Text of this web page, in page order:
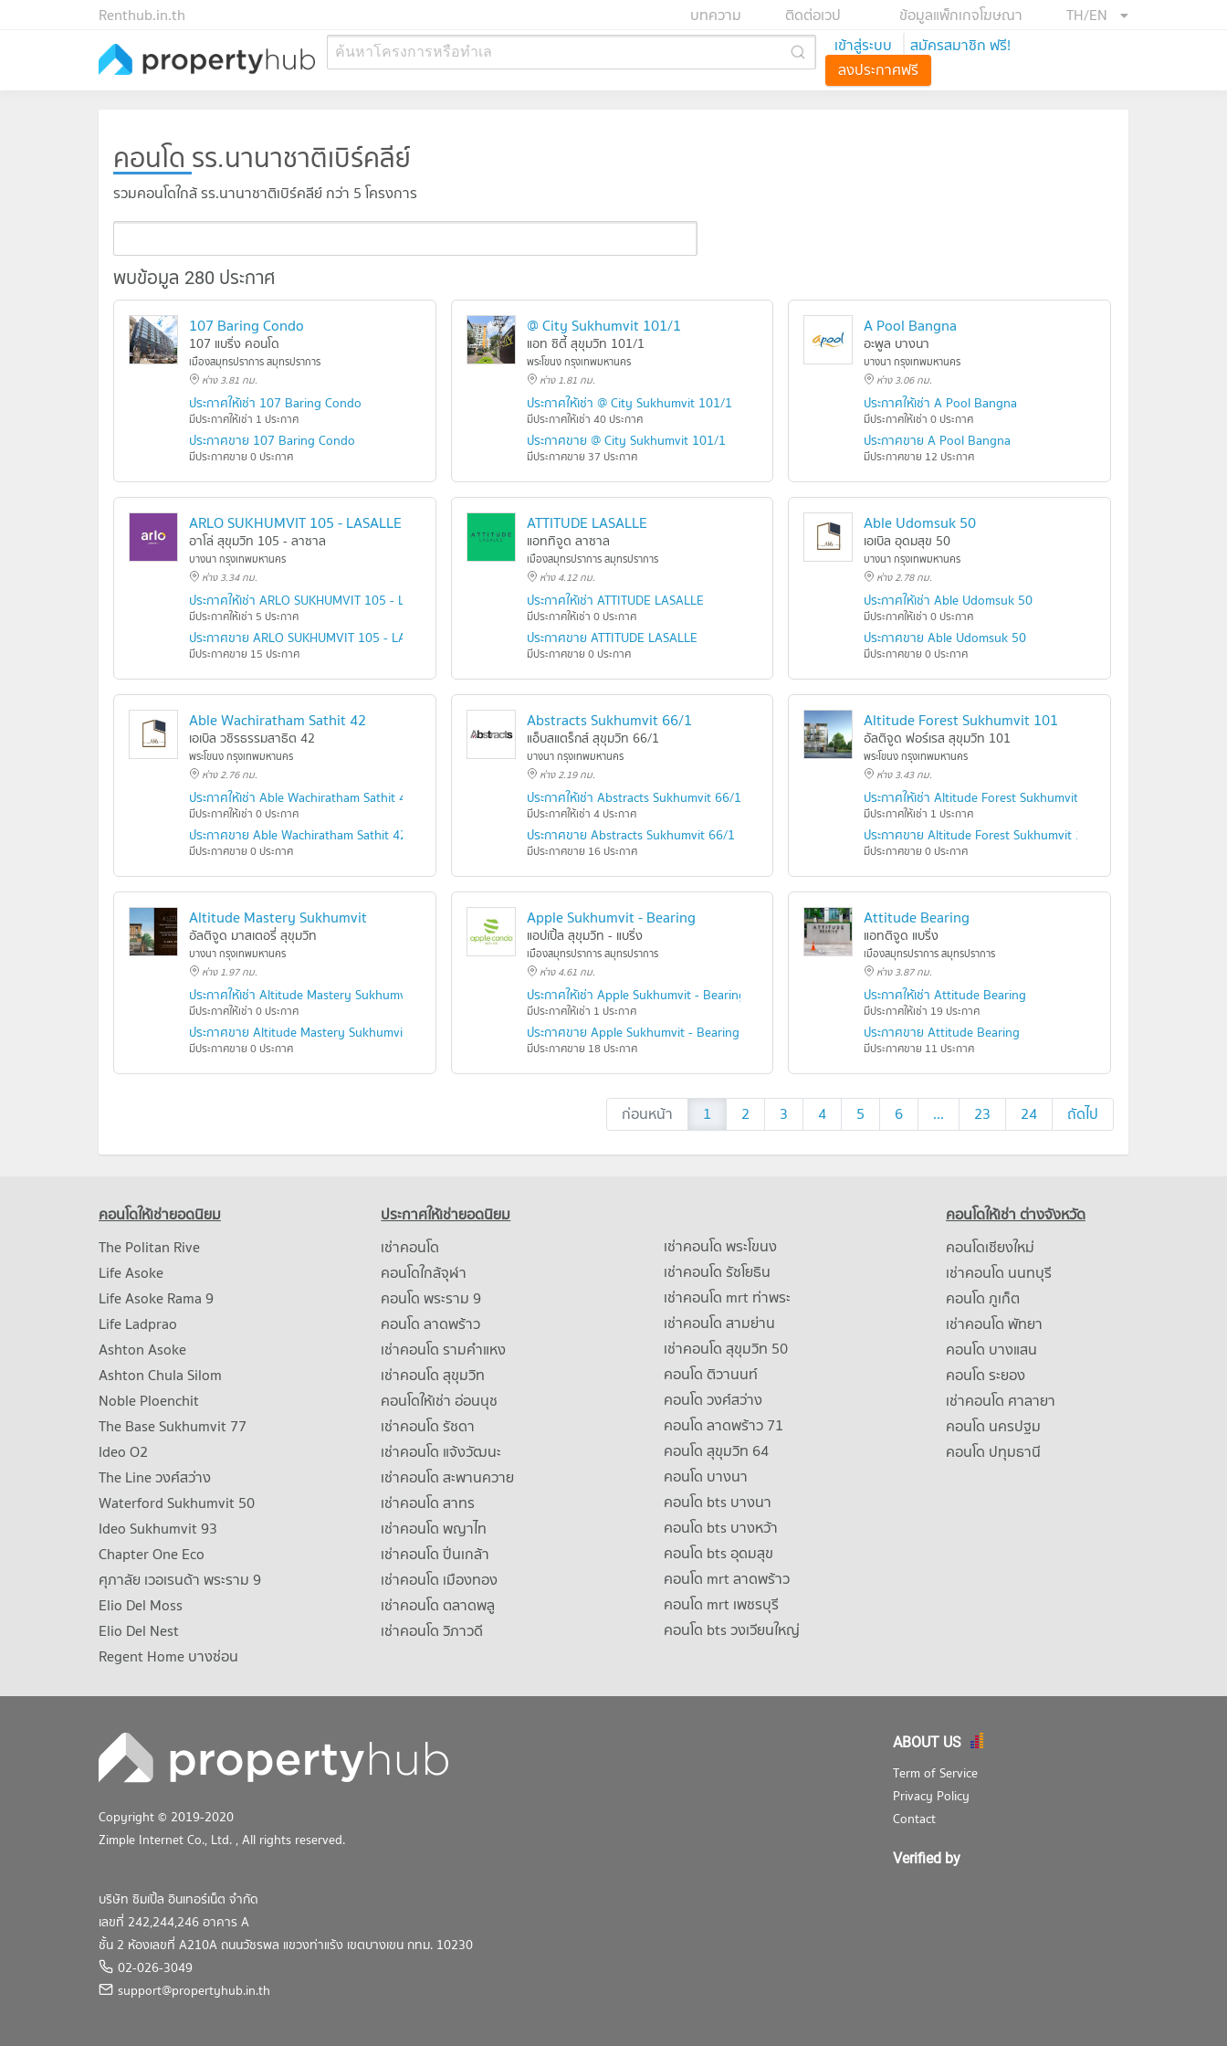
TH/EN
ข้อมูลแพ็กเกจโฆษณา
ติดต่อเวป
บทความ
Renthub.in.th
ค้นหาโครงการหรือทำเล เข้าสู่ระบบ
สมัครสมาชิก ฟรี!
ลงประกาศฟรี
คอนโด รร.นานาชาติเบิร์คลีย์
รวมคอนโดใกล้ รร.นานาชาติเบิร์คลีย์ กว่า 5 โครงการ
พบข้อมูล 280 ประกาศ
107 Baring Condo
107 แบริ่ง คอนโด
เมืองสมุทรปราการ สมุทรปราการ
ห่าง 3.81 กม.
ประกาศให้เช่า 107 Baring Condo
มีประกาศให้เช่า 1 ประกาศ
ประกาศขาย 107 Baring Condo
มีประกาศขาย 0 ประกาศ
@ City Sukhumvit 101/1
แอท ซิตี้ สุขุมวิท 101/1
พระโขนง กรุงเทพมหานคร
ห่าง 1.81 กม.
ประกาศให้เช่า @ City Sukhumvit 101/1
มีประกาศให้เช่า 40 ประกาศ
ประกาศขาย @ City Sukhumvit 101/1
มีประกาศขาย 37 ประกาศ
A Pool Bangna
อะพูล บางนา
บางนา กรุงเทพมหานคร
ห่าง 3.06 กม.
ประกาศให้เช่า A Pool Bangna
มีประกาศให้เช่า 0 ประกาศ
ประกาศขาย A Pool Bangna
มีประกาศขาย 12 ประกาศ
ARLO SUKHUMVIT 105 - LASALLE
อาโล่ สุขุมวิท 105 - ลาซาล
บางนา กรุงเทพมหานคร
ห่าง 3.34 กม.
ประกาศให้เช่า ARLO SUKHUMVIT 105 - LASALLE
มีประกาศให้เช่า 5 ประกาศ
ประกาศขาย ARLO SUKHUMVIT 105 - LASALLE
มีประกาศขาย 15 ประกาศ
ATTITUDE LASALLE
แอททิจูด ลาซาล
เมืองสมุทรปราการ สมุทรปราการ
ห่าง 4.12 กม.
ประกาศให้เช่า ATTITUDE LASALLE
มีประกาศให้เช่า 0 ประกาศ
ประกาศขาย ATTITUDE LASALLE
มีประกาศขาย 0 ประกาศ
Able Udomsuk 50
เอเบิล อุดมสุข 50
บางนา กรุงเทพมหานคร
ห่าง 2.78 กม.
ประกาศให้เช่า Able Udomsuk 50
มีประกาศให้เช่า 0 ประกาศ
ประกาศขาย Able Udomsuk 50
มีประกาศขาย 0 ประกาศ
Able Wachiratham Sathit 42
เอเบิล วชิรธรรมสาธิต 42
พระโขนง กรุงเทพมหานคร
ห่าง 2.76 กม.
ประกาศให้เช่า Able Wachiratham Sathit 42
มีประกาศให้เช่า 0 ประกาศ
ประกาศขาย Able Wachiratham Sathit 42
มีประกาศขาย 0 ประกาศ
Abstracts Sukhumvit 66/1
แอ็บสแตร็กส์ สุขุมวิท 66/1
บางนา กรุงเทพมหานคร
ห่าง 2.19 กม.
ประกาศให้เช่า Abstracts Sukhumvit 66/1
มีประกาศให้เช่า 4 ประกาศ
ประกาศขาย Abstracts Sukhumvit 66/1
มีประกาศขาย 16 ประกาศ
Altitude Forest Sukhumvit 101
อัลติจูด ฟอร์เรส สุขุมวิท 101
พระโขนง กรุงเทพมหานคร
ห่าง 3.43 กม.
ประกาศให้เช่า Altitude Forest Sukhumvit 101
มีประกาศให้เช่า 1 ประกาศ
ประกาศขาย Altitude Forest Sukhumvit 101
มีประกาศขาย 0 ประกาศ
Altitude Mastery Sukhumvit
อัลติจูด มาสเตอรี่ สุขุมวิท
บางนา กรุงเทพมหานคร
ห่าง 1.97 กม.
ประกาศให้เช่า Altitude Mastery Sukhumvit
มีประกาศให้เช่า 0 ประกาศ
ประกาศขาย Altitude Mastery Sukhumvit
มีประกาศขาย 0 ประกาศ
Apple Sukhumvit - Bearing
แอปเปิ้ล สุขุมวิท - แบริ่ง
เมืองสมุทรปราการ สมุทรปราการ
ห่าง 4.61 กม.
ประกาศให้เช่า Apple Sukhumvit - Bearing
มีประกาศให้เช่า 1 ประกาศ
ประกาศขาย Apple Sukhumvit - Bearing
มีประกาศขาย 18 ประกาศ
Attitude Bearing
แอทติจูด แบริ่ง
เมืองสมุทรปราการ สมุทรปราการ
ห่าง 3.87 กม.
ประกาศให้เช่า Attitude Bearing
มีประกาศให้เช่า 19 ประกาศ
ประกาศขาย Attitude Bearing
มีประกาศขาย 11 ประกาศ
ก่อนหน้า 1 2 3 4 5 6 ... 23 24 ถัดไป
คอนโดให้เช่ายอดนิยม
The Politan Rive
Life Asoke
Life Asoke Rama 9
Life Ladprao
Ashton Asoke
Ashton Chula Silom
Noble Ploenchit
The Base Sukhumvit 77
Ideo O2
The Line วงศ์สว่าง
Waterford Sukhumvit 50
Ideo Sukhumvit 93
Chapter One Eco
ศุภาลัย เวอเรนด้า พระราม 9
Elio Del Moss
Elio Del Nest
Regent Home บางซ่อน
ประกาศให้เช่ายอดนิยม
เช่าคอนโด
คอนโดใกล้จุฬา
คอนโด พระราม 9
คอนโด ลาดพร้าว
เช่าคอนโด รามคําแหง
เช่าคอนโด สุขุมวิท
คอนโดให้เช่า อ่อนนุช
เช่าคอนโด รัชดา
เช่าคอนโด แจ้งวัฒนะ
เช่าคอนโด สะพานควาย
เช่าคอนโด สาทร
เช่าคอนโด พญาไท
เช่าคอนโด ปิ่นเกล้า
เช่าคอนโด เมืองทอง
เช่าคอนโด ตลาดพลู
เช่าคอนโด วิภาวดี
เช่าคอนโด พระโขนง
เช่าคอนโด รัชโยธิน
เช่าคอนโด mrt ท่าพระ
เช่าคอนโด สามย่าน
เช่าคอนโด สุขุมวิท 50
คอนโด ติวานนท์
คอนโด วงศ์สว่าง
คอนโด ลาดพร้าว 71
คอนโด สุขุมวิท 64
คอนโด บางนา
คอนโด bts บางนา
คอนโด bts บางหว้า
คอนโด bts อุดมสุข
คอนโด mrt ลาดพร้าว
คอนโด mrt เพชรบุรี
คอนโด bts วงเวียนใหญ่
คอนโดให้เช่า ต่างจังหวัด
คอนโดเชียงใหม่
เช่าคอนโด นนทบุรี
คอนโด ภูเก็ต
เช่าคอนโด พัทยา
คอนโด บางแสน
คอนโด ระยอง
เช่าคอนโด ศาลายา
คอนโด นครปฐม
คอนโด ปทุมธานี
Copyright © 2019-2020
Zimple Internet Co., Ltd. , All rights reserved.
บริษัท ซิมเปิ้ล อินเทอร์เน็ต จำกัด
เลขที่ 242,244,246 อาคาร A
ชั้น 2 ห้องเลขที่ A210A ถนนวัชรพล แขวงท่าแร้ง เขตบางเขน กทม. 10230
02-026-3049
support@propertyhub.in.th
ABOUT US
Term of Service
Privacy Policy
Contact
Verified by